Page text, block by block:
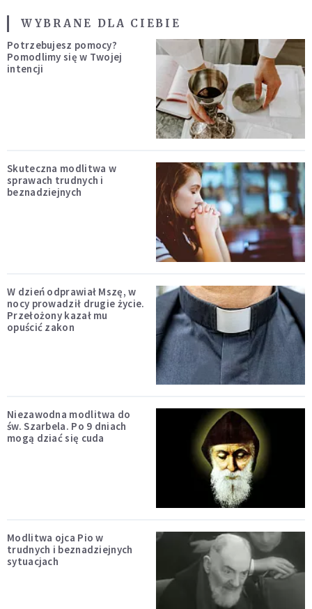
WYBRANE DLA CIEBIE
Potrzebujesz pomocy?
Pomodlimy się w Twojej
intencji
Skuteczna modlitwa w
sprawach trudnych i
beznadziejnych
W dzień odprawiał Mszę, w
nocy prowadził drugie życie.
Przełożony kazał mu
opuścić zakon
Niezawodna modlitwa do
św. Szarbela. Po 9 dniach
mogą dziać się cuda
Modlitwa ojca Pio w
trudnych i beznadziejnych
sytuacjach